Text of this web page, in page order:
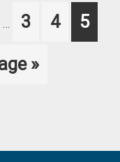
pages
… Page
3 Page
4 Page
5
»